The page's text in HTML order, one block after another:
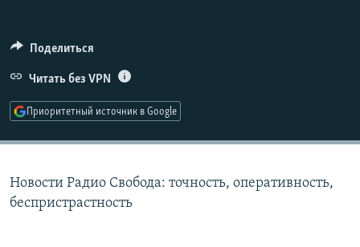
ПОДПИШИТЕСЬ НА РАССЫЛКУ
СОЦИАЛЬНЫЕ СЕТИ
Поделиться
Читать без VPN
Приоритетный источник в Google
Новости Радио Свобода: точность, оперативность,
беспристрастность